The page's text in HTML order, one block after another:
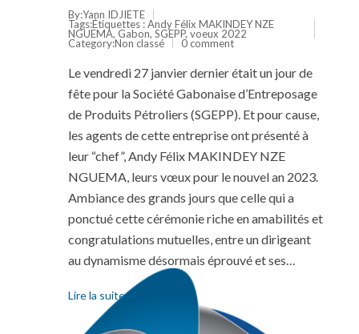
By:Yann IDJIETE
Tags:Étiquettes :Andy Félix MAKINDEY NZE
NGUEMA, Gabon, SGEPP, voeux 2022
Category:Non classé 0 comment
Le vendredi 27 janvier dernier était un jour de
fête pour la Société Gabonaise d’Entreposage
de Produits Pétroliers (SGEPP). Et pour cause,
les agents de cette entreprise ont présenté à
leur “chef”, Andy Félix MAKINDEY NZE
NGUEMA, leurs vœux pour le nouvel an 2023.
Ambiance des grands jours que celle qui a
ponctué cette cérémonie riche en amabilités et
congratulations mutuelles, entre un dirigeant
au dynamisme désormais éprouvé et ses…
Lire la suite →